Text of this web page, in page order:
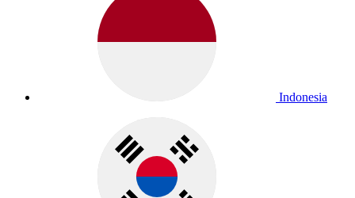
Indonesia